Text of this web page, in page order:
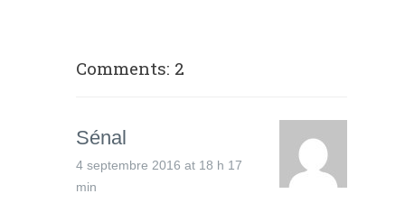
Comments: 2
Sénal
4 septembre 2016 at 18 h 17
min